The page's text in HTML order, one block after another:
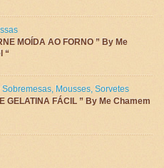
MOÍDA AO FORNO ” By Me
“
Sobremesas, Mousses, Sorvetes
GELATINA FÁCIL ” By Me Chamem